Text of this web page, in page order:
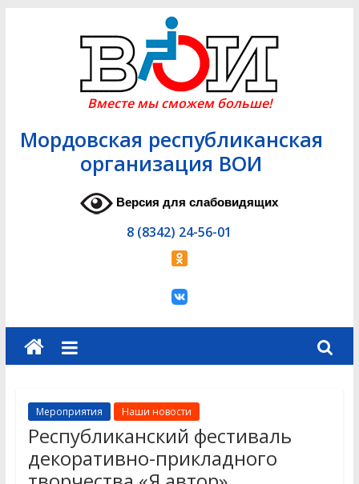
Вместе мы сможем больше!
Мордовская республиканская
организация ВОИ
Версия для слабовидящих
8 (8342) 24-56-01
Мероприятия Наши новости
Республиканский фестиваль
декоративно-прикладного